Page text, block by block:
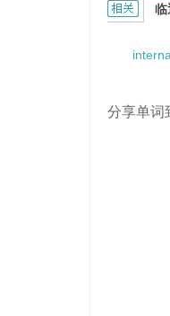
Internal临
分享单词